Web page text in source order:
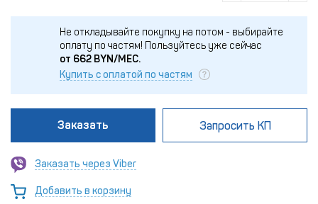
Не откладывайте покупку на потом - выбирайте
оплату по частям! Пользуйтесь уже сейчас
от 662 BYN/МЕС.
Купить с оплатой по частям
Заказать Запросить КП
Заказать через Viber
Добавить в корзину